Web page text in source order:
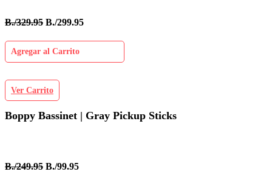
B./329.95 B./299.95
Agregar al Carrito
Ver Carrito
Boppy Bassinet | Gray Pickup Sticks
B./249.95 B./99.95